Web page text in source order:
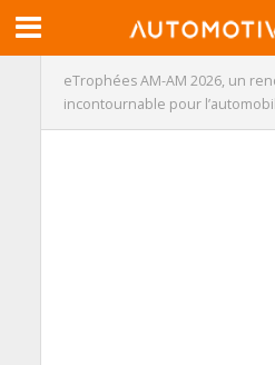
eTrophées AM-AM 2026, un
incontournable pour